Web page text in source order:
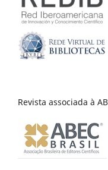
Revista associada à